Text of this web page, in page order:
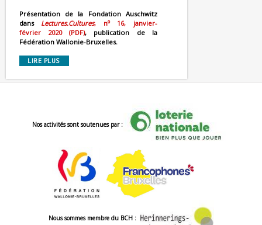
Présentation de la Fondation Auschwitz
dans Lectures.Cultures, no16, janvier-
février 2020 (PDF), publication de la
Fédération Wallonie-Bruxelles.
LIRE PLUS
Nos activités sont soutenues par :
Nous sommes membre du BCH :